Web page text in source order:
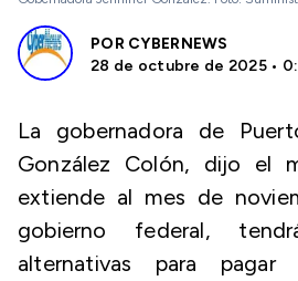
POR CYBERNEWS
28 de octubre de 2025 •
La gobernadora de
González Colón, dijo el
extiende al mes de
gobierno federal,
alternativas para